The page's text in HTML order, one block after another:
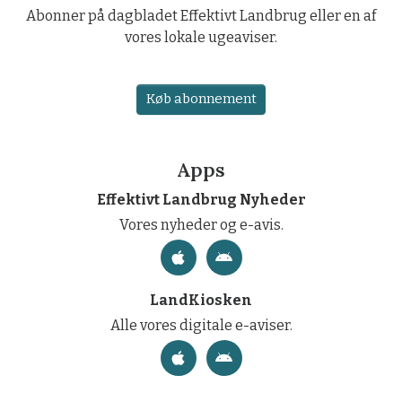
Abonner på dagbladet Effektivt Landbrug eller en af
vores lokale ugeaviser.
Køb abonnement
Apps
Effektivt Landbrug Nyheder
Vores nyheder og e-avis.
LandKiosken
Alle vores digitale e-aviser.